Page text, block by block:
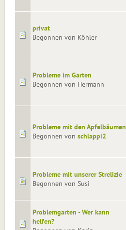
privat
Begonnen von Köhler
Probleme im Garten
Begonnen von Hermann
Probleme mit den Apfelbäumen
Begonnen von schlappi2
Probleme mit unserer Strelizie
Begonnen von Susi
Problemgarten - Wer kann
helfen?